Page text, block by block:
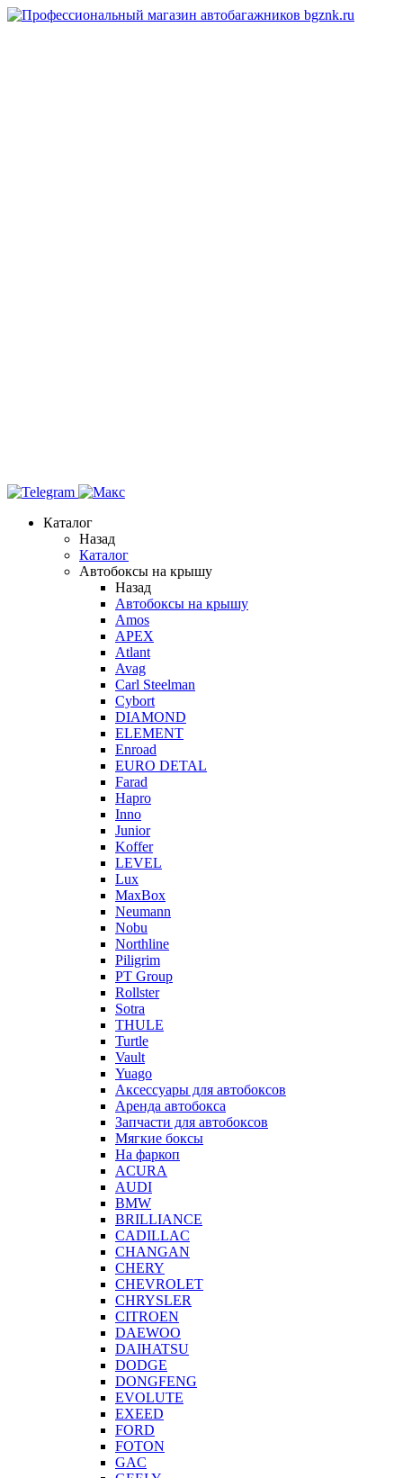
Каталог
Назад
Каталог
Автобоксы на крышу
Назад
Автобоксы на крышу
Amos
APEX
Atlant
Avag
Carl Steelman
Cybort
DIAMOND
ELEMENT
Enroad
EURO DETAL
Farad
Hapro
Inno
Junior
Koffer
LEVEL
Lux
MaxBox
Neumann
Nobu
Northline
Piligrim
PT Group
Rollster
Sotra
THULE
Turtle
Vault
Yuago
Аксессуары для автобоксов
Аренда автобокса
Запчасти для автобоксов
Мягкие боксы
На фаркоп
ACURA
AUDI
BMW
BRILLIANCE
CADILLAC
CHANGAN
CHERY
CHEVROLET
CHRYSLER
CITROEN
DAEWOO
DAIHATSU
DODGE
DONGFENG
EVOLUTE
EXEED
FORD
FOTON
GAC